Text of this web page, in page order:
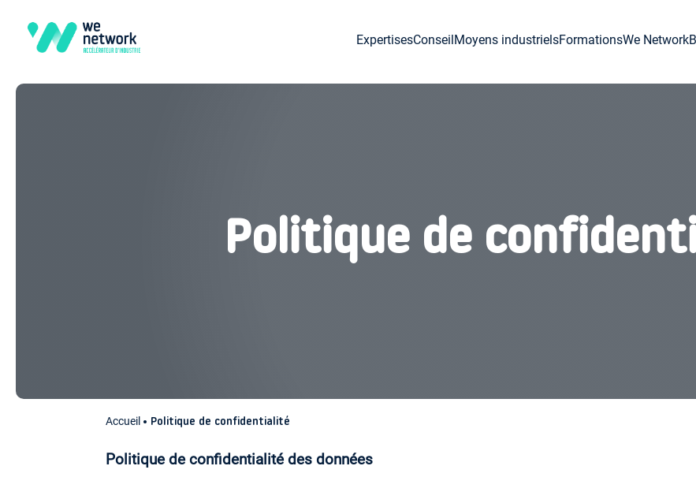
ExpertisesConseilMoyens industrielsFormationsWe Network
Politique de
Accueil Politique de confidentialité
Politique de confidentialité des données